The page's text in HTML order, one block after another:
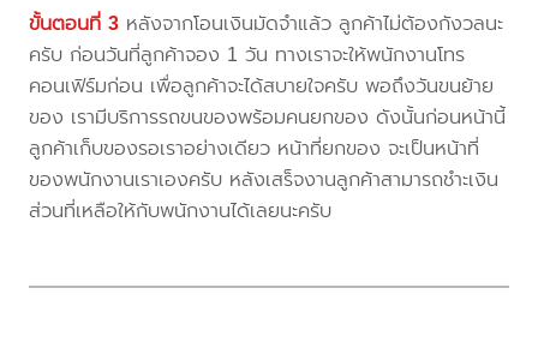
ขั้นตอนที่ 3 หลังจากโอนเงินมัดจำแล้ว ลูกค้าไม่ต้องกังวลนะ
ครับ ก่อนวันที่ลูกค้าจอง 1 วัน ทางเราจะให้พนักงานโทร
คอนเฟิร์มก่อน เพื่อลูกค้าจะได้สบายใจครับ พอถึงวันขนย้าย
ของ เรามีบริการรถขนของพร้อมคนยกของ ดังนั้นก่อนหน้านี้
ลูกค้าเก็บของรอเราอย่างเดียว หน้าที่ยกของ จะเป็นหน้าที่
ของพนักงานเราเองครับ หลังเสร็จงานลูกค้าสามารถชำะเงิน
ส่วนที่เหลือให้กับพนักงานได้เลยนะครับ